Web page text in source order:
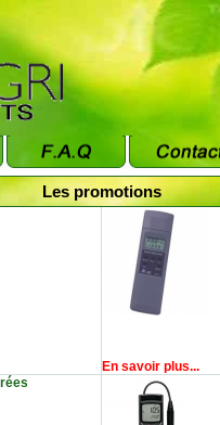
Les promotions
En savoir plus...